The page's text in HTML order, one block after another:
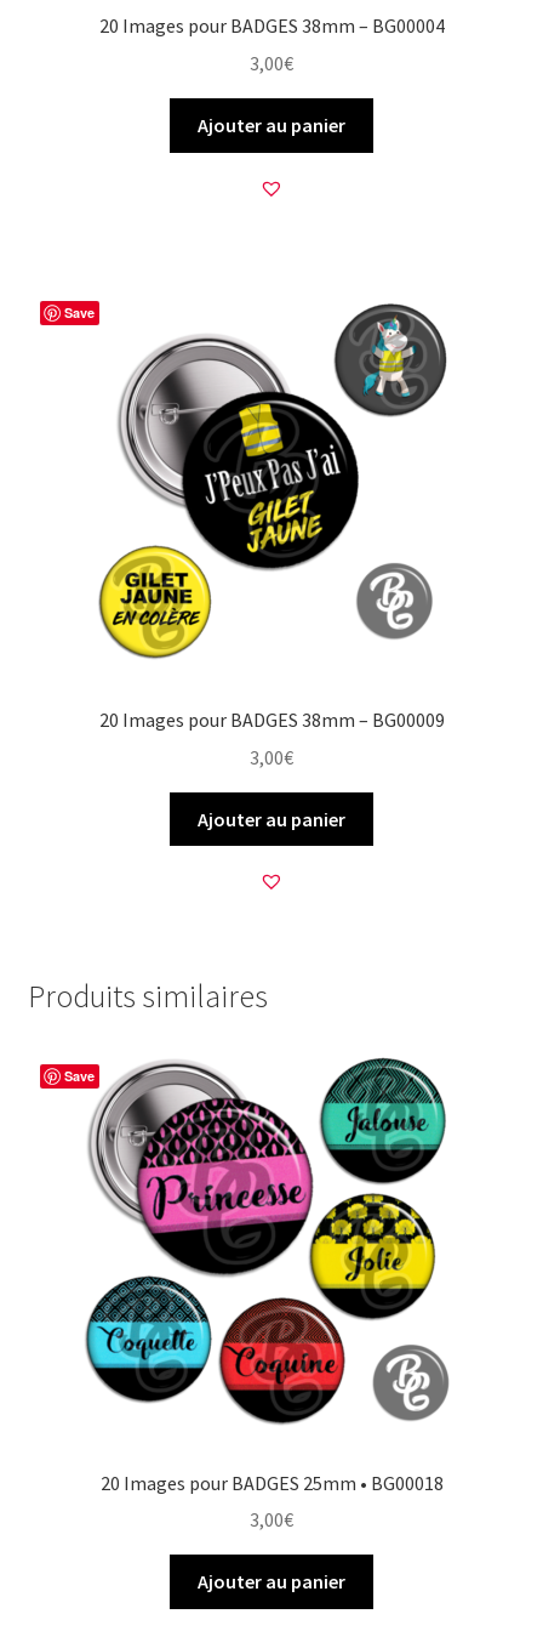
20 Images pour BADGES 38mm – BG00004
3,00€
Ajouter au panier
Save
20 Images pour BADGES 38mm – BG00009
3,00€
Ajouter au panier
Produits similaires
Save
20 Images pour BADGES 25mm • BG00018
3,00€
Ajouter au panier